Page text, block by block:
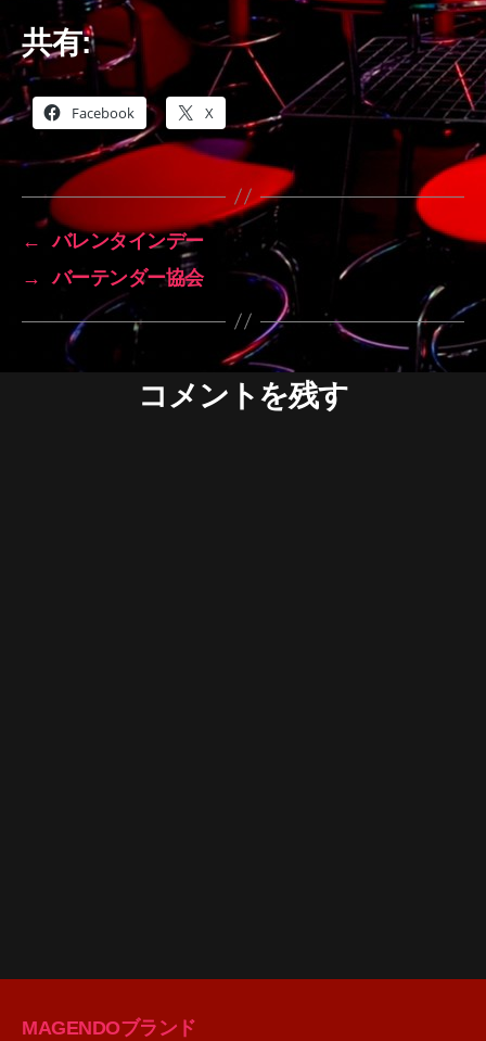
共有:
Facebook X
←
バレンタインデー
→
バーテンダー協会
コメントを残す
MAGENDOブランド